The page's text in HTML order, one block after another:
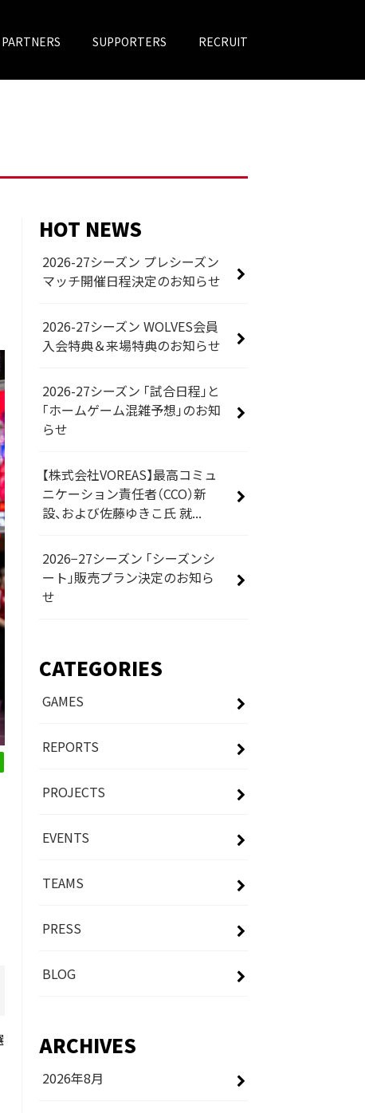
PARTNERS SUPPORTERS RECRUIT
HOT NEWS
2026-27シーズン プレシーズン
マッチ開催日程決定のお知らせ
2026-27シーズン WOLVES会員
入会特典＆来場特典のお知らせ
2026-27シーズン 「試合日程」と
「ホームゲーム混雑予想」のお知
らせ
【株式会社VOREAS】最高コミュ
ニケーション責任者（CCO）新
設、および佐藤ゆきこ氏 就...
2026−27シーズン 「シーズンシ
ート」販売プラン決定のお知ら
せ
CATEGORIES
GAMES
REPORTS
PROJECTS
EVENTS
TEAMS
PRESS
BLOG
ARCHIVES
2026年8月